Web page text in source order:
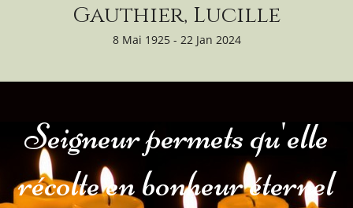
Gauthier, Lucille
8 Mai 1925 - 22 Jan 2024
Seigneur permets qu'elle
récolte en bonheur éternel